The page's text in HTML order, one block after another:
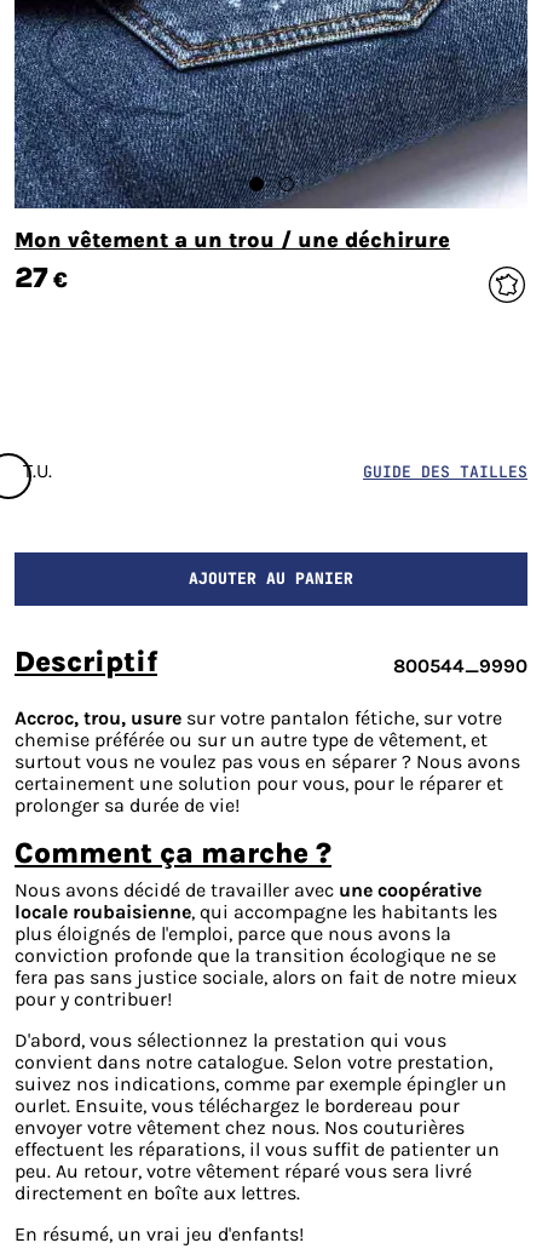
Mon vêtement a un trou / une déchirure
27€
T.U. GUIDE DES TAILLES
AJOUTER AU PANIER
descriptif 800544_9990
Accroc, trou, usure sur votre pantalon fétiche, sur votre
chemise préférée ou sur un autre type de vêtement, et
surtout vous ne voulez pas vous en séparer ? Nous avons
certainement une solution pour vous, pour le réparer et
prolonger sa durée de vie!
comment ça marche ?
Nous avons décidé de travailler avec une coopérative
locale roubaisienne, qui accompagne les habitants les
plus éloignés de l'emploi, parce que nous avons la
conviction profonde que la transition écologique ne se
fera pas sans justice sociale, alors on fait de notre mieux
pour y contribuer!
D'abord, vous sélectionnez la prestation qui vous
convient dans notre catalogue. Selon votre prestation,
suivez nos indications, comme par exemple épingler un
ourlet. Ensuite, vous téléchargez le bordereau pour
envoyer votre vêtement chez nous. Nos couturières
effectuent les réparations, il vous suffit de patienter un
peu. Au retour, votre vêtement réparé vous sera livré
directement en boîte aux lettres.
En résumé, un vrai jeu d'enfants!